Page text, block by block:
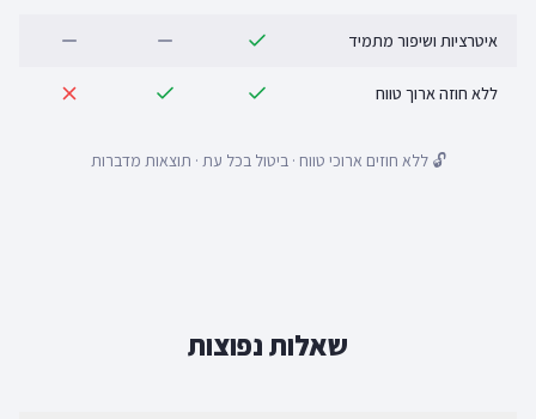
איטרציות ושיפור מתמיד
ללא חוזה ארוך טווח
🔓 ללא חוזים ארוכי טווח · ביטול בכל עת · תוצאות מדברות
שאלות נפוצות